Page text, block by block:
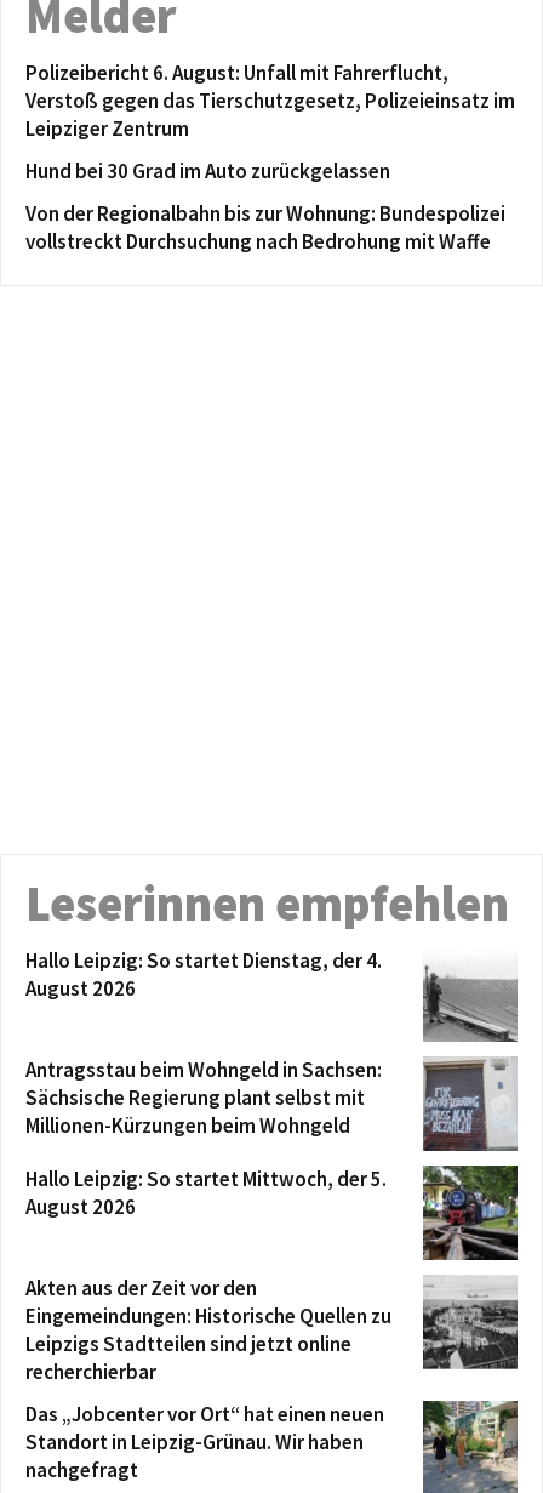
Melder
Polizeibericht 6. August: Unfall mit Fahrerflucht,
Verstoß gegen das Tierschutzgesetz, Polizeieinsatz im
Leipziger Zentrum
Hund bei 30 Grad im Auto zurückgelassen
Von der Regionalbahn bis zur Wohnung: Bundespolizei
vollstreckt Durchsuchung nach Bedrohung mit Waffe
Leserinnen empfehlen
Hallo Leipzig: So startet Dienstag, der 4.
August 2026
Antragsstau beim Wohngeld in Sachsen:
Sächsische Regierung plant selbst mit
Millionen-Kürzungen beim Wohngeld
Hallo Leipzig: So startet Mittwoch, der 5.
August 2026
Akten aus der Zeit vor den
Eingemeindungen: Historische Quellen zu
Leipzigs Stadtteilen sind jetzt online
recherchierbar
Das „Jobcenter vor Ort“ hat einen neuen
Standort in Leipzig-Grünau. Wir haben
nachgefragt